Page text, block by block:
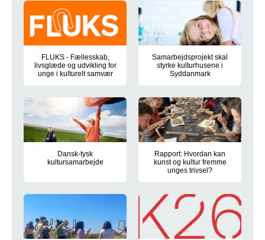
FLUKS - Fællesskab,
livsglæde og udvikling for
unge i kulturelt samvær
Samarbejdsprojekt skal
styrke kulturhusene i
Syddanmark
Dansk-tysk
kultursamarbejde
Region Syddanmark er en del af det grænsenære dansk-
Rapport: Hvordan kan
kunst og kultur fremme
unges trivsel?